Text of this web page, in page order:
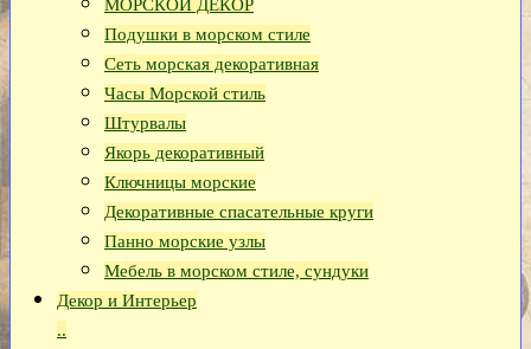
МОРСКОЙ ДЕКОР
Подушки в морском стиле
Сеть морская декоративная
Часы Морской стиль
Штурвалы
Якорь декоративный
Ключницы морские
Декоративные спасательные круги
Панно морские узлы
Мебель в морском стиле, сундуки
Декор и Интерьер
..